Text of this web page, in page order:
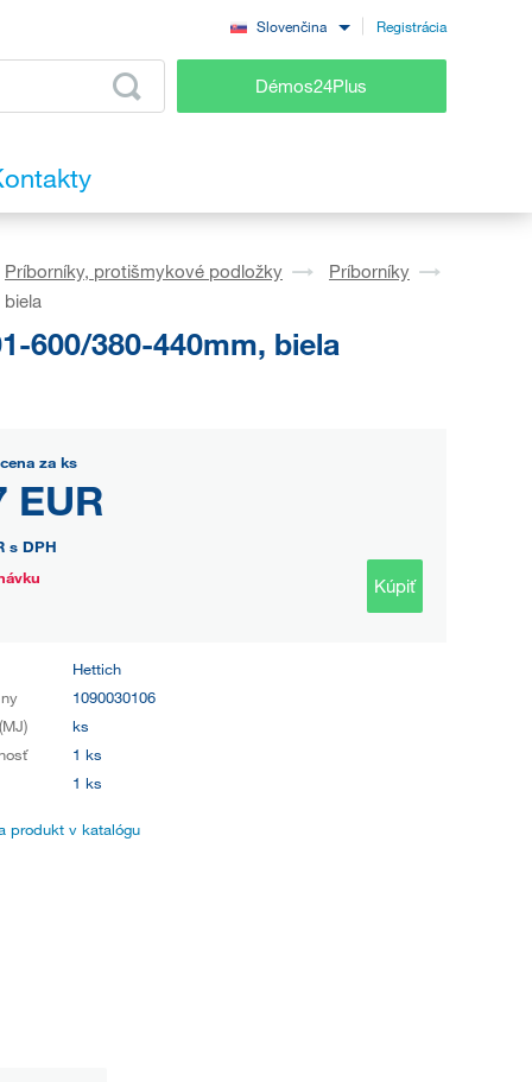
Slovenčina Registrácia
Démos24Plus
Príborníky, protišmykové podložky
Príborníky
biela
600/380-440mm, biela
za ks
EUR
s DPH
Kúpiť
Hettich
1090030106
ks
1 ks
1 ks
produkt v katalógu